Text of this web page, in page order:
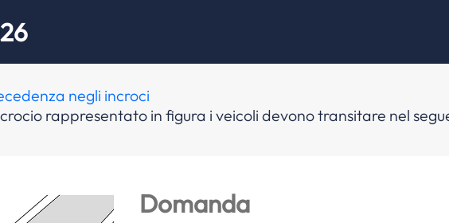
negli incroci
rappresentato in figura i veicoli devono transitare nel
Domanda